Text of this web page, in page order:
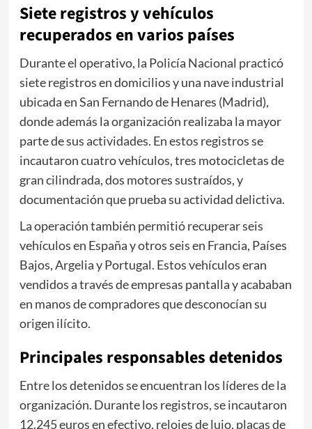
Siete registros y vehículos
recuperados en varios países
Durante el operativo, la Policía Nacional practicó
siete registros en domicilios y una nave industrial
ubicada en San Fernando de Henares (Madrid),
donde además la organización realizaba la mayor
parte de sus actividades. En estos registros se
incautaron cuatro vehículos, tres motocicletas de
gran cilindrada, dos motores sustraídos, y
documentación que prueba su actividad delictiva.
La operación también permitió recuperar seis
vehículos en España y otros seis en Francia, Países
Bajos, Argelia y Portugal. Estos vehículos eran
vendidos a través de empresas pantalla y acababan
en manos de compradores que desconocían su
origen ilícito.
Principales responsables detenidos
Entre los detenidos se encuentran los líderes de la
organización. Durante los registros, se incautaron
12.245 euros en efectivo, relojes de lujo, placas de